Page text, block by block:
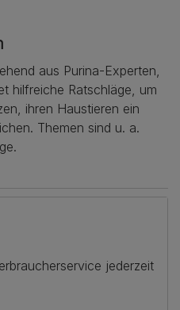
aus Purina-Experten,
hilfreiche Ratschläge, um
ihren Haustieren ein
Themen sind u. a.
jederzeit